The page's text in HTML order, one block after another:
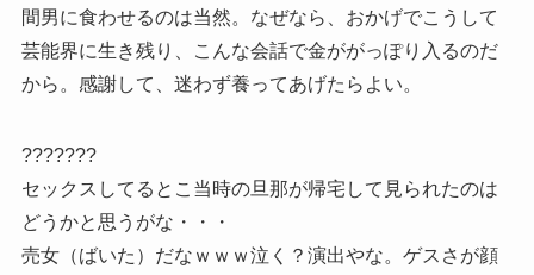
間男に食わせるのは当然。なぜなら、おかげでこうして
芸能界に生き残り、こんな会話で金ががっぽり入るのだ
から。感謝して、迷わず養ってあげたらよい。
???????
セックスしてるとこ当時の旦那が帰宅して見られたのは
どうかと思うがな・・・
売女（ばいた）だなｗｗｗ泣く？演出やな。ゲスさが顔